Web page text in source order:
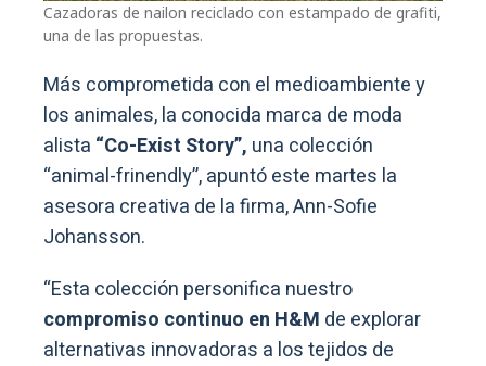
Cazadoras de nailon reciclado con estampado de grafiti,
una de las propuestas.
Más comprometida con el medioambiente y
los animales, la conocida marca de moda
alista “Co-Exist Story”, una colección
“animal-frinendly”, apuntó este martes la
asesora creativa de la firma, Ann-Sofie
Johansson.
“Esta colección personifica nuestro
compromiso continuo en H&M de explorar
alternativas innovadoras a los tejidos de